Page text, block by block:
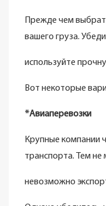
Прежде чем
вашего груза.
используйте
Вот некоторые
*Авиаперевозки
Крупные компании
транспорта. Тем не
невозможно